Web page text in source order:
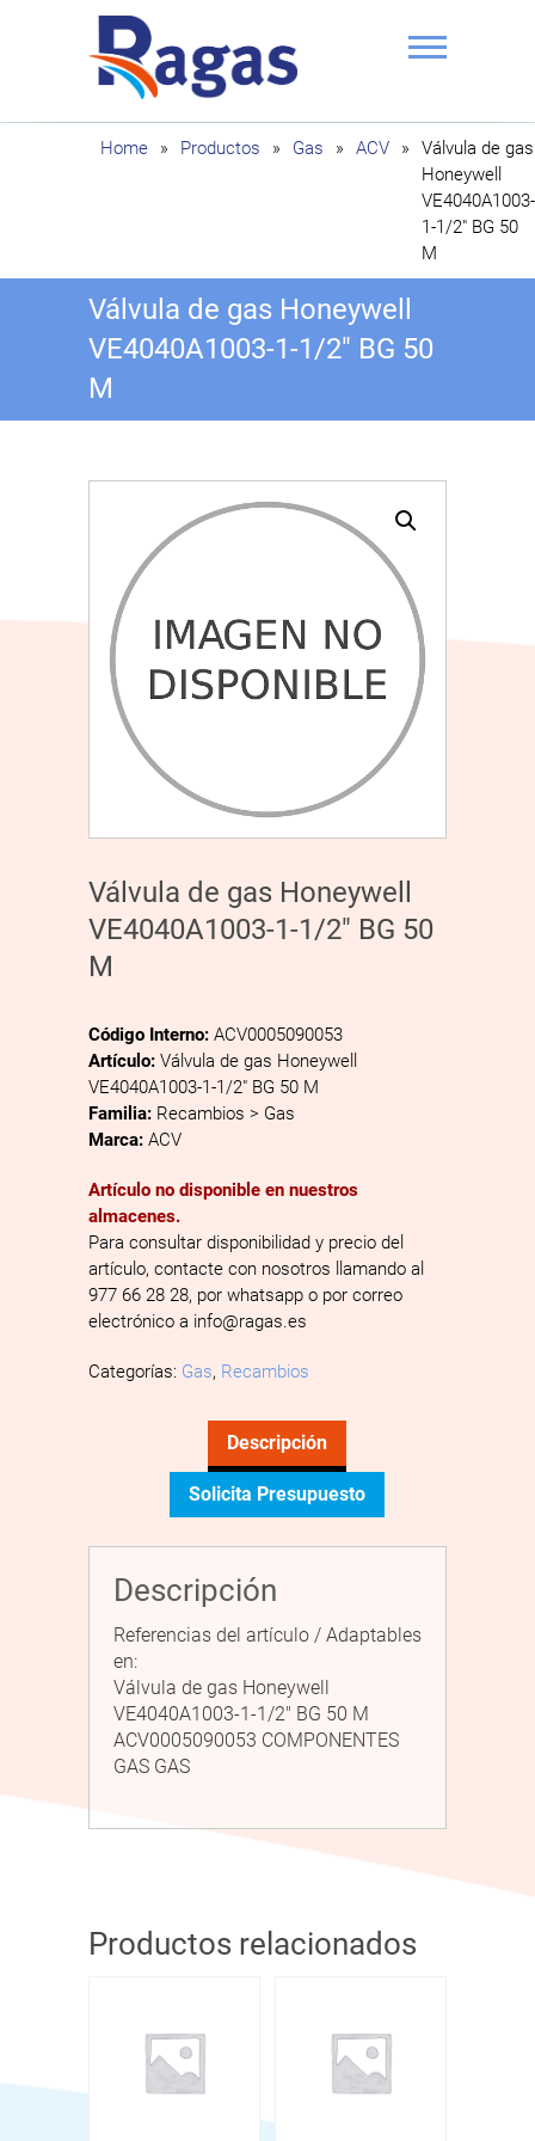
Ragas
Home » Productos » Gas » ACV »
Válvula de gas
Honeywell
VE4040A1003-
1-1/2″ BG 50
M
Válvula de gas Honeywell
VE4040A1003-1-1/2″ BG 50
M
Válvula de gas Honeywell
VE4040A1003-1-1/2″ BG 50
M
Código Interno: ACV0005090053
Artículo: Válvula de gas Honeywell
VE4040A1003-1-1/2″ BG 50 M
Familia: Recambios > Gas
Marca: ACV
Artículo no disponible en nuestros
almacenes.
Para consultar disponibilidad y precio del
artículo, contacte con nosotros llamando al
977 66 28 28, por whatsapp o por correo
electrónico a info@ragas.es
Categorías: Gas, Recambios
Descripción
Solicita Presupuesto
Descripción
Referencias del artículo / Adaptables
en:
Válvula de gas Honeywell
VE4040A1003-1-1/2″ BG 50 M
ACV0005090053 COMPONENTES
GAS GAS
Productos relacionados